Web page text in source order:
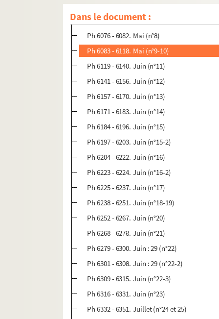
Dans le document :
Ph 6062 - 6066. Mai (n°6-2)
Ph 6067 - 6075. Mai (n°7)
Ph 6076 - 6082. Mai (n°8)
Ph 6083 - 6118. Mai (n°9-10)
Ph 6119 - 6140. Juin (n°11)
Ph 6141 - 6156. Juin (n°12)
Ph 6157 - 6170. Juin (n°13)
Ph 6171 - 6183. Juin (n°14)
Ph 6184 - 6196. Juin (n°15)
Ph 6197 - 6203. Juin (n°15-2)
Ph 6204 - 6222. Juin (n°16)
Ph 6223 - 6224. Juin (n°16-2)
Ph 6225 - 6237. Juin (n°17)
Ph 6238 - 6251. Juin (n°18-19)
Ph 6252 - 6267. Juin (n°20)
Ph 6268 - 6278. Juin (n°21)
Ph 6279 - 6300. Juin : 29 (n°22)
Ph 6301 - 6308. Juin : 29 (n°22-2)
Ph 6309 - 6315. Juin (n°22-3)
Ph 6316 - 6331. Juin (n°23)
Ph 6332 - 6351. Juillet (n°24 et 25)